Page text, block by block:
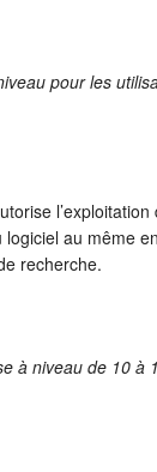
pour les
l’exploitation
au même
recherche.
à niveau de 10 à